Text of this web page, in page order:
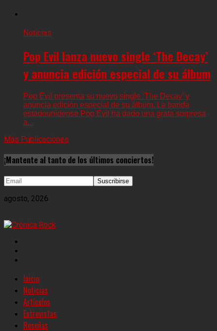
Noticias
Pop Evil lanza nuevo single ‘The Decay’
y anuncia edición especial de su álbum
Pop Evil presenta su nuevo single ‘The Decay’ y
anuncia edición especial de su álbum. La banda
estadounidense Pop Evil ha dado una grata sorpresa
a...
Más Publicaciones
¡Mantente al tanto de los últimos conciertos!
agosto, 2026
Inicio
Noticias
Artículos
Entrevistas
Reseñas